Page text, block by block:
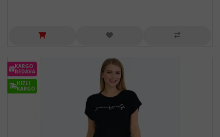
KARGO
BEDAVA
HIZLI
KARGO